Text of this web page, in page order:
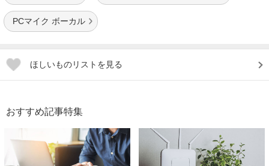
PCマイク ボーカル
ほしいものリストを見る
おすすめ記事特集